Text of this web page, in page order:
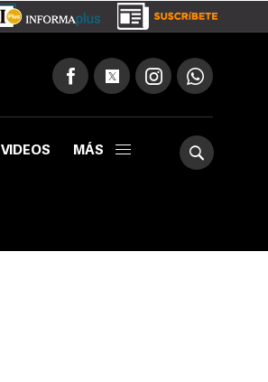
VIDEOS MÁS